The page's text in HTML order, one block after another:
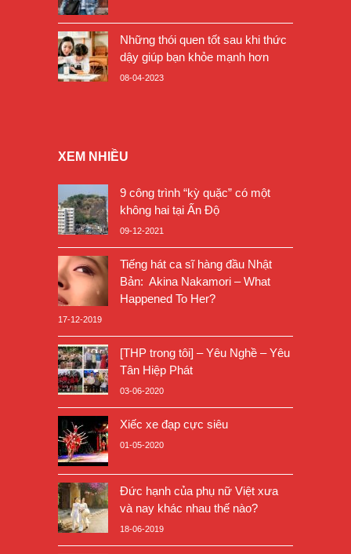
Những thói quen tốt sau khi thức
dậy giúp bạn khỏe mạnh hơn
08-04-2023
XEM NHIỀU
9 công trình “kỳ quặc” có một
không hai tại Ấn Độ
09-12-2021
Tiếng hát ca sĩ hàng đầu Nhật
Bản: Akina Nakamori – What
Happened To Her?
17-12-2019
[THP trong tôi] – Yêu Nghề – Yêu
Tân Hiệp Phát
03-06-2020
Xiếc xe đạp cực siêu
01-05-2020
Đức hạnh của phụ nữ Việt xưa
và nay khác nhau thế nào?
18-06-2019